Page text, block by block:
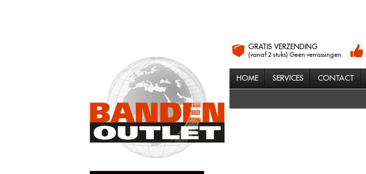
GRATIS VERZENDING
(vanaf 2 stuks) Geen verrassingen.
HOME SERVICES CONTACT